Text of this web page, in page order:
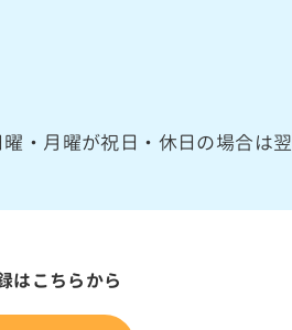
・月曜が祝日・休日の場合は翌
はこちらから